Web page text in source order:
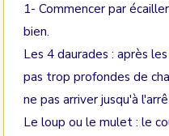
1- Commencer par
bien.
Les 4 daurades : après
pas trop profondes de
ne pas arriver jusqu'à
Le loup ou le mulet : le